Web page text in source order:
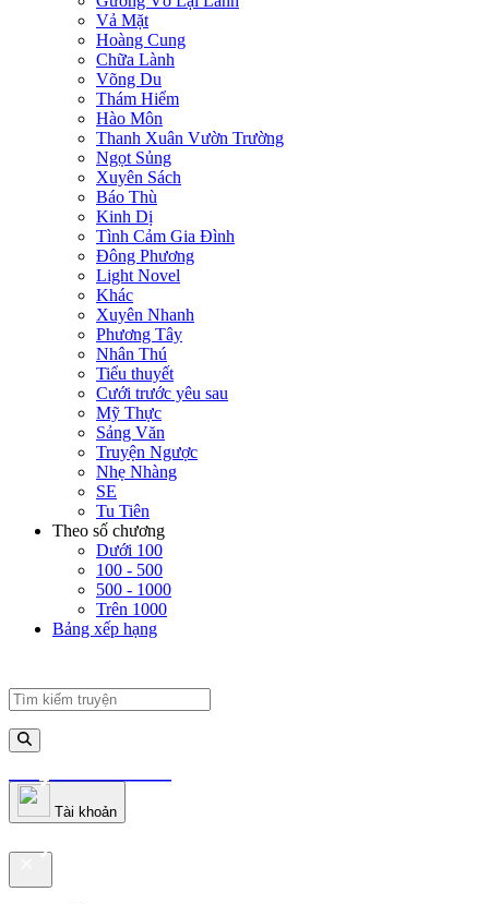
Vả Mặt
Hoàng Cung
Chữa Lành
Võng Du
Thám Hiểm
Hào Môn
Thanh Xuân Vườn Trường
Ngọt Sủng
Xuyên Sách
Báo Thù
Kinh Dị
Tình Cảm Gia Đình
Đông Phương
Light Novel
Khác
Xuyên Nhanh
Phương Tây
Nhân Thú
Tiểu thuyết
Cưới trước yêu sau
Mỹ Thực
Sảng Văn
Truyện Ngược
Nhẹ Nhàng
SE
Tu Tiên
Theo số chương
Dưới 100
100 - 500
500 - 1000
Trên 1000
Bảng xếp hạng
truyenfullz.com
Tài khoản
truyenfullz.com